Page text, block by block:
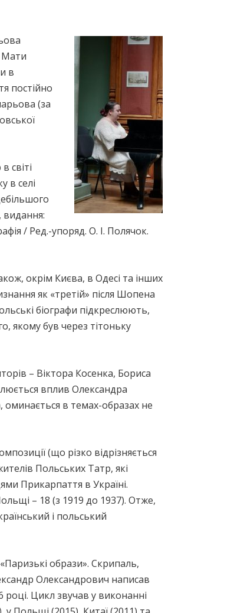
Мати
в
постійно
(за
світі
в селі
видання:
/ Ред.-упоряд. О. І. Полячок.
окрім Києва, в Одесі та інших
як «третій» після Шопена
біографи підкреслюють,
якому був через тітоньку
– Віктора Косенка, Бориса
вплив Олександра
оминається в темах-образах не
(що різко відрізняється
Польських Татр, які
Прикарпаття в Україні.
– 18 (з 1919 до 1937). Отже,
і польський
образи». Скрипаль,
Олександрович написав
році. Цикл звучав у виконанні